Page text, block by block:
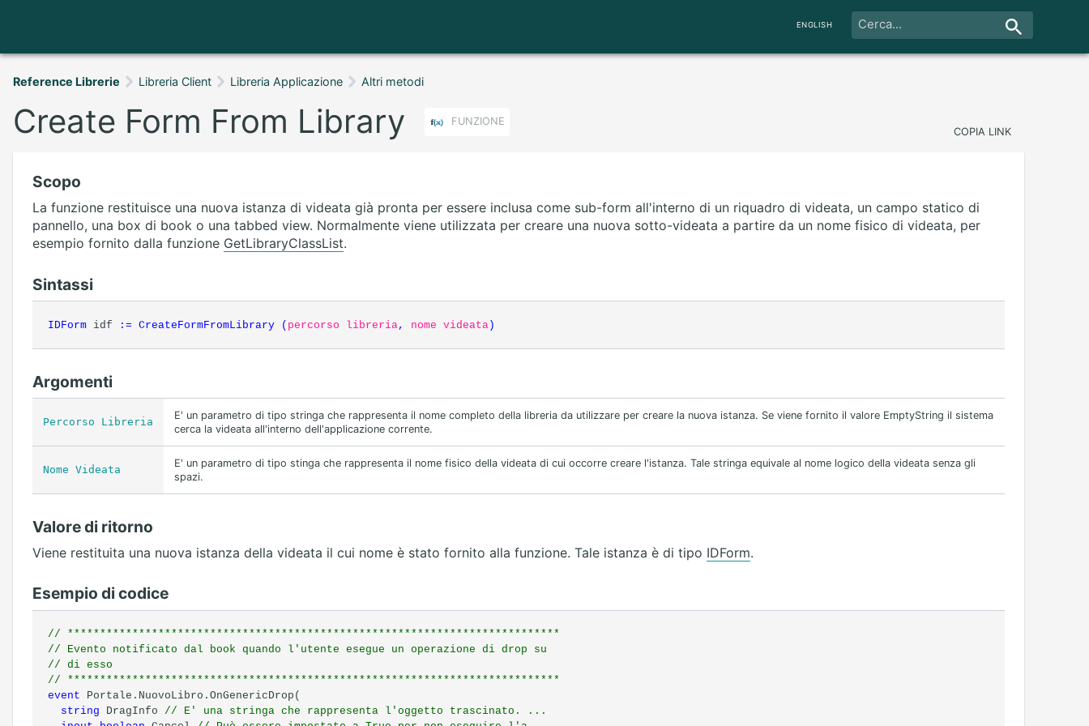
ENGLISH
Reference Librerie Libreria Client Libreria Applicazione Altri metodi
Create Form From Library
FUNZIONE
COPIA LINK
Scopo
La funzione restituisce una nuova istanza di videata già pronta per essere inclusa come sub-form all'interno di un riquadro di videata, un campo statico di
pannello, una box di book o una tabbed view. Normalmente viene utilizzata per creare una nuova sotto-videata a partire da un nome fisico di videata, per
esempio fornito dalla funzione GetLibraryClassList.
Sintassi
IDForm idf :=CreateFormFromLibrary ( percorso libreria, nome videata)
Argomenti
Percorso Libreria
E' un parametro di tipo stringa che rappresenta il nome completo della libreria da utilizzare per creare la nuova istanza. Se viene fornito il valore EmptyString il sistema
cerca la videata all'interno dell'applicazione corrente.
Nome Videata
E' un parametro di tipo stinga che rappresenta il nome fisico della videata di cui occorre creare l'istanza. Tale stringa equivale al nome logico della videata senza gli
spazi.
Valore di ritorno
Viene restituita una nuova istanza della videata il cui nome è stato fornito alla funzione. Tale istanza è di tipo IDForm.
Esempio di codice
// ****************************************************************************
// Evento notificato dal book quando l'utente esegue un operazione di drop su
// di esso
// ****************************************************************************
event Portale.NuovoLibro.OnGenericDrop(
string DragInfo // E' una stringa che rappresenta l'oggetto trascinato. ...